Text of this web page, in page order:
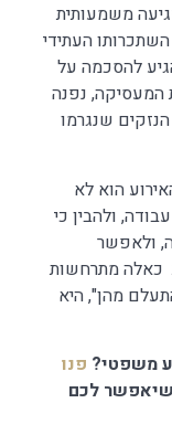
משמעותית
העתידי
להסכמה על
המעסיקה, נפנה
שנגרמו
הוא לא
ולהבין כי
ולאפשר
כאלה מתרחשות
מהן", היא
משפטי? פנו
שיאפשר לכם